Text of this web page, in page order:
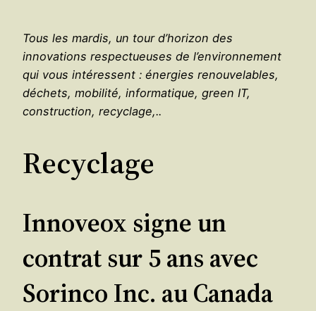
Tous les mardis, un tour d’horizon des
innovations respectueuses de l’environnement
qui vous intéressent : énergies renouvelables,
déchets, mobilité, informatique, green IT,
construction, recyclage,..
Recyclage
Innoveox signe un
contrat sur 5 ans avec
Sorinco Inc. au Canada